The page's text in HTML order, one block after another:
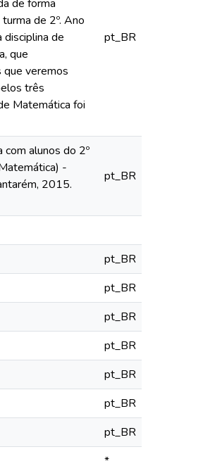
de forma
de 2º. Ano
de
que
que veremos
três
Matemática foi
pt_BR
com alunos do 2º
-
2015.
pt_BR
pt_BR
pt_BR
pt_BR
pt_BR
pt_BR
pt_BR
pt_BR
*